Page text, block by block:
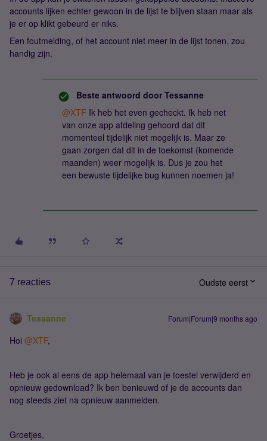
accounts lijken echter gewoon in de lijst te blijven staan maar als
je er op klikt gebeurd er niks.
Een foutmelding, of het account niet meer in de lijst tonen, zou
handig zijn.
Beste antwoord door Tessanne
@XTF Ik heb het even gecheckt. Ik heb net
van onze app afdeling gehoord dat dit
momenteel tijdelijk niet mogelijk is. Maar ze
gaan zorgen dat dit in de toekomst (komende
maanden) weer mogelijk is. Dus je zou het
een bewuste tijdelijke bug kunnen noemen ja!
7 reacties Oudste eerst
Tessanne Forum|Forum|9 months ago
Hoi ​ @XTF,
Heb je ook al eens de app helemaal van je toestel verwijderd en
opnieuw gedownload? Ik ben benieuwd of je de accounts dan
nog steeds ziet na opnieuw aanmelden.
Groetjes,